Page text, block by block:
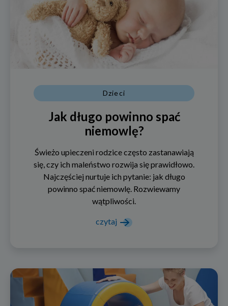
Dzieci
Jak długo powinno spać
niemowlę?
Świeżo upieczeni rodzice często zastanawiają
się, czy ich maleństwo rozwija się prawidłowo.
Najczęściej nurtuje ich pytanie: jak długo
powinno spać niemowlę. Rozwiewamy
wątpliwości.
czytaj